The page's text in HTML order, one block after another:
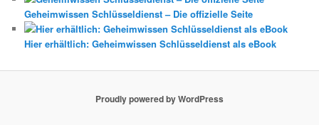
Geheimwissen Schlüsseldienst – Die offizielle Seite
Hier erhältlich: Geheimwissen Schlüsseldienst als eBook
Proudly powered by WordPress